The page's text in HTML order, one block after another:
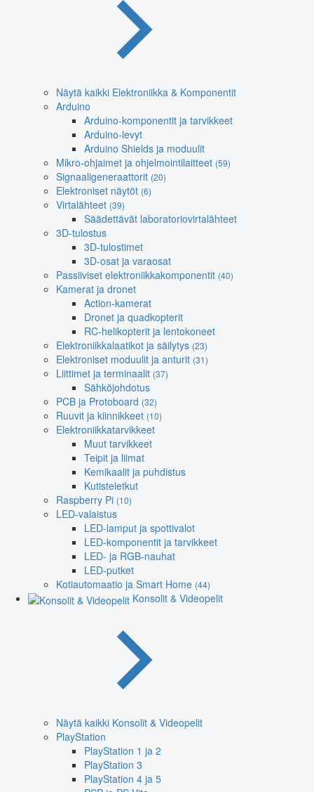
Näytä kaikki Elektroniikka & Komponentit
Arduino
Arduino-komponentit ja tarvikkeet
Arduino-levyt
Arduino Shields ja moduulit
Mikro-ohjaimet ja ohjelmointilaitteet (59)
Signaaligeneraattorit (20)
Elektroniset näytöt (6)
Virtalähteet (39)
Säädettävät laboratoriovirtalähteet
3D-tulostus
3D-tulostimet
3D-osat ja varaosat
Passiiviset elektroniikkakomponentit (40)
Kamerat ja dronet
Action-kamerat
Dronet ja quadkopterit
RC-helikopterit ja lentokoneet
Elektroniikkalaatikot ja säilytys (23)
Elektroniset moduulit ja anturit (31)
Liittimet ja terminaalit (37)
Sähköjohdotus
PCB ja Protoboard (32)
Ruuvit ja kiinnikkeet (10)
Elektroniikkatarvikkeet
Muut tarvikkeet
Teipit ja liimat
Kemikaalit ja puhdistus
Kutisteletkut
Raspberry Pi (10)
LED-valaistus
LED-lamput ja spottivalot
LED-komponentit ja tarvikkeet
LED- ja RGB-nauhat
LED-putket
Kotiautomaatio ja Smart Home (44)
Konsolit & Videopelit
Näytä kaikki Konsolit & Videopelit
PlayStation
PlayStation 1 ja 2
PlayStation 3
PlayStation 4 ja 5